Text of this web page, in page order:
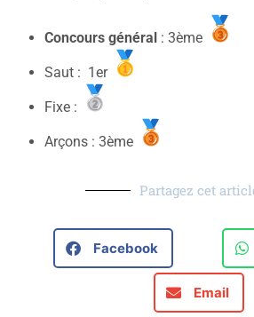
Concours général : 3ème
Saut : 1er
Fixe :
Arçons : 3ème
Partagez cet
Facebook
Email